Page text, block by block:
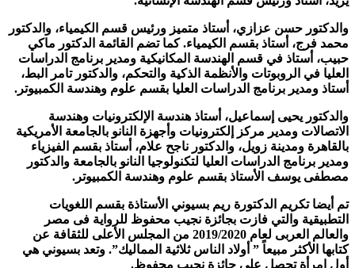
والدكتور حسن عزازي، أستاذ متميز ورئيس قسم الكيمياء، والدكتور
محمد فرج، أستاذ بقسم الكيمياء. كما تضم القائمة الدكتور ماكي
حبيب، أستاذ في قسم الهندسة المكانيكية ومدير برنامج الدراسات
العليا في الروبوتات والأنظمة الذكية والتحكم، والدكتور تامر البط،
أستاذ ومدير برنامج الدراسات العليا بقسم علوم وهندسة الكمبيوتر.
والدكتور يحيى إسماعيل، أستاذ هندسة الإلكترونيات وهندسة
الاتصالات ومدير مركز إلكترونيات وأجهزة النانو بالجامعة الأمريكية
بالقاهرة ومدينة زويل، والدكتور ناجح علام، أستاذ بقسم الفيزياء
ومدير برنامج الدراسات العليا لتكنولوجيا النانو بالجامعة والدكتور
مصطفى يوسف الأستاذ بقسم علوم وهندسة الكمبيوتر.
تم أيضا تكريم الدكتورة ريم بسيوني الأستاذة بقسم اللغويات
التطبيقية والتي فازت بجائزة نجيب محفوظ للرواية فى مصر
والعالم العربى لعام 2019/2020 من المجلس الأعلى للثقافة عن
كتابها الأكثر مبيعاً ” أولاد الناس ثلاثية المماليك”. وتعد بسيوني هي
أول امرأة تحصل على جائزة نجيب محفوظ.